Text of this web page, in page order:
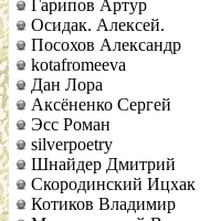
Гарипов Артур
Осидак. Алексей.
Посохов Александр
kotafromeeva
Дан Лора
Аксёненко Сергей
Эсс Роман
silverpoetry
Шнайдер Дмитрий
Скородинский Ицхак
Котиков Владимир